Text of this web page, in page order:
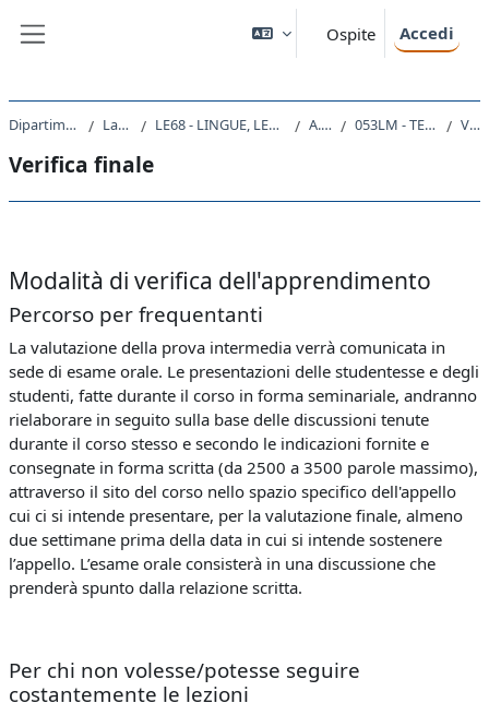
Ospite Accedi
Dipartimento di Studi Umanistici Laurea Magistrale LE68 - LINGUE, LETTERATURE STRANIERE E TURISMO CULTURALE A.A. 2021 - 2022 053LM - TEORIA DELLA LETTERATURA 2021 Verifica finale
Verifica finale
Modalità di verifica dell'apprendimento
Percorso per frequentanti
La valutazione della prova intermedia verrà comunicata in
sede di esame orale. Le presentazioni delle studentesse e degli
studenti, fatte durante il corso in forma seminariale, andranno
rielaborare in seguito sulla base delle discussioni tenute
durante il corso stesso e secondo le indicazioni fornite e
consegnate in forma scritta (da 2500 a 3500 parole massimo),
attraverso il sito del corso nello spazio specifico dell'appello
cui ci si intende presentare, per la valutazione finale, almeno
due settimane prima della data in cui si intende sostenere
l’appello. L’esame orale consisterà in una discussione che
prenderà spunto dalla relazione scritta.
Per chi non volesse/potesse seguire
costantemente le lezioni